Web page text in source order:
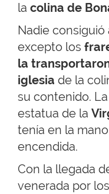
la colina de
Nadie consiguió
excepto los
la
iglesia de la
su contenido.
estatua de la
tenía en la
encendida.
Con la llegada
venerada por